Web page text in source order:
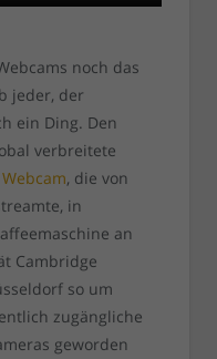
noch das
jeder, der
ein Ding. Den
verbreitete
, die von
in
an
Cambridge
so um
zugängliche
geworden